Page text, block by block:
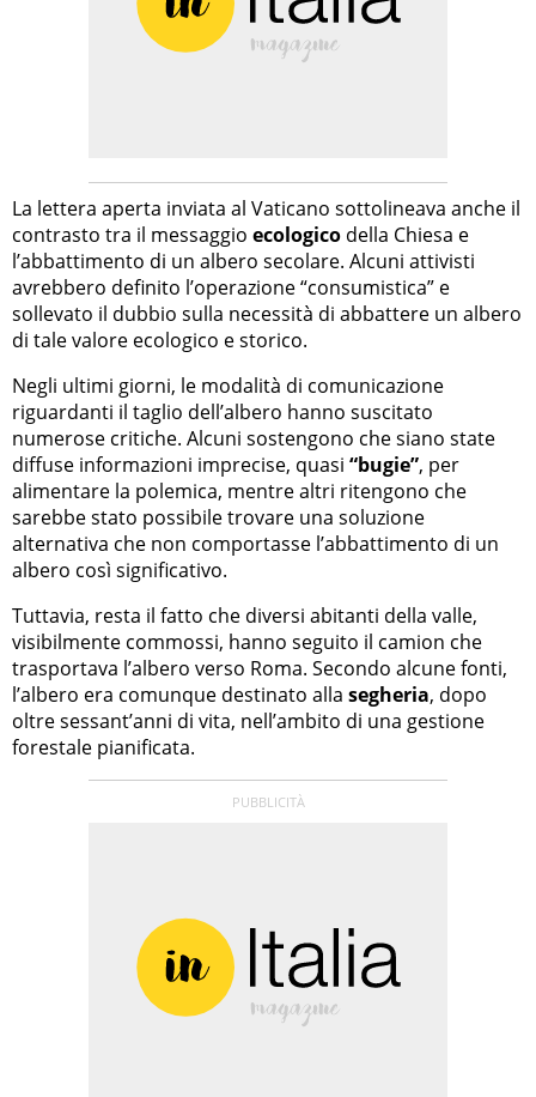
La lettera aperta inviata al Vaticano sottolineava anche il
contrasto tra il messaggio ecologico della Chiesa e
l’abbattimento di un albero secolare. Alcuni attivisti
avrebbero definito l’operazione “consumistica” e
sollevato il dubbio sulla necessità di abbattere un albero
di tale valore ecologico e storico.
Negli ultimi giorni, le modalità di comunicazione
riguardanti il taglio dell’albero hanno suscitato
numerose critiche. Alcuni sostengono che siano state
diffuse informazioni imprecise, quasi “bugie”, per
alimentare la polemica, mentre altri ritengono che
sarebbe stato possibile trovare una soluzione
alternativa che non comportasse l’abbattimento di un
albero così significativo.
Tuttavia, resta il fatto che diversi abitanti della valle,
visibilmente commossi, hanno seguito il camion che
trasportava l’albero verso Roma. Secondo alcune fonti,
l’albero era comunque destinato alla segheria, dopo
oltre sessant’anni di vita, nell’ambito di una gestione
forestale pianificata.